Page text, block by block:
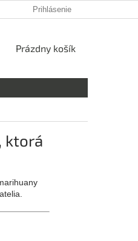
Prihlásenie
NÁKUPNÝ
Prázdny košík
ktorá